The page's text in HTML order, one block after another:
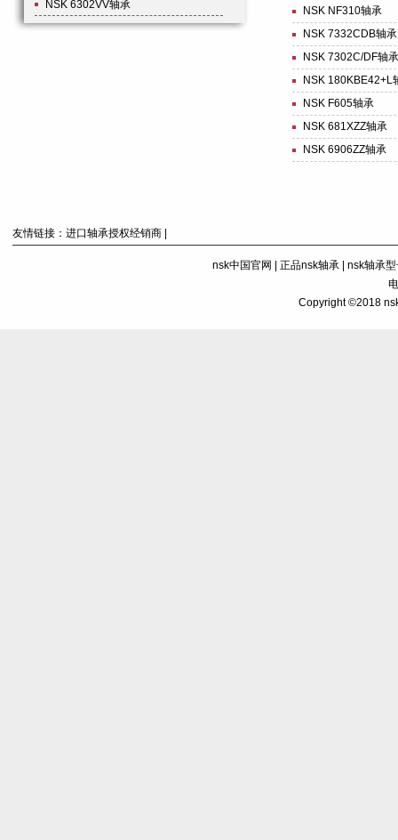
NSK NF310轴承
NSK 7332CDB轴承
NSK 7302C/DF轴承
NSK 180KBE42+L
NSK F605轴承
NSK 681XZZ轴承
NSK 6906ZZ轴承
NSK 6302VV轴承
友情链接： 进口轴承授权经销商
nsk中国官网 |正品nsk轴承 |nsk轴承
Copyright ©2018